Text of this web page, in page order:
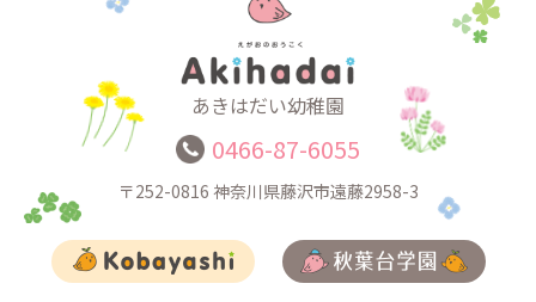
あきはだい幼稚園
0466-87-6055
〒252-0816 神奈川県藤沢市遠藤2958-3